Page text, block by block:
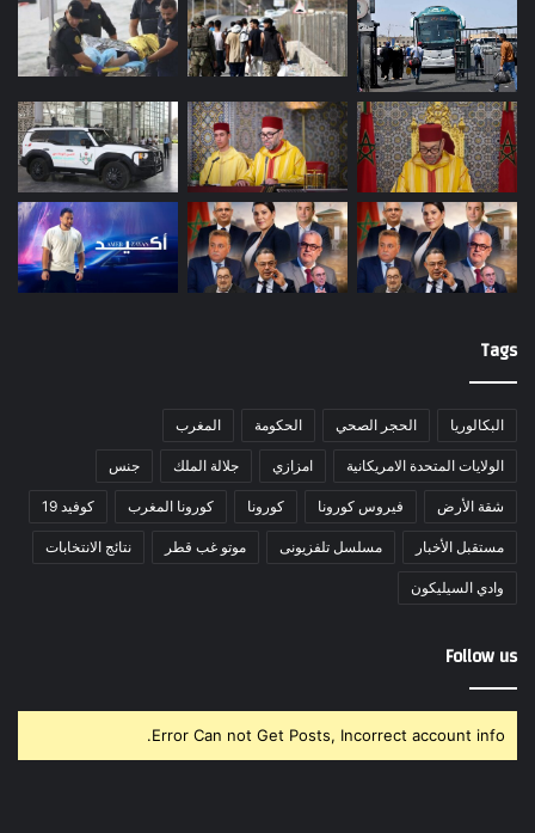
Tags
البكالوريا الحجر الصحي الحكومة المغرب
الولايات المتحدة الامريكانية امزازي جلالة الملك جنس
شقة الأرض فيروس كورونا كورونا كورونا المغرب كوفيد 19
مستقبل الأخبار مسلسل تلفزيونى موتو غب قطر نتائج الانتخابات
وادي السيليكون
Follow us
Error Can not Get Posts, Incorrect account info.